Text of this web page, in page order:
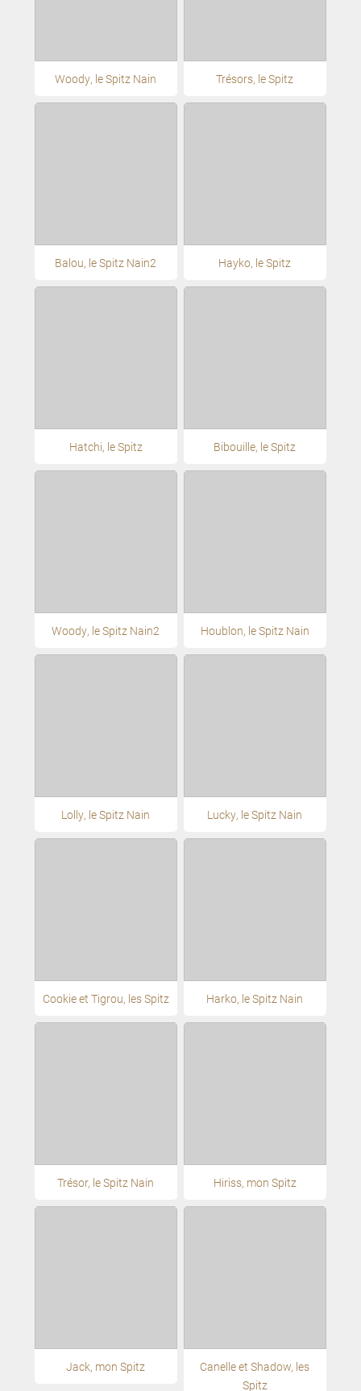
Woody, le Spitz Nain Trésors, le Spitz
Balou, le Spitz Nain2 Hayko, le Spitz
Hatchi, le Spitz Bibouille, le Spitz
Woody, le Spitz Nain2 Houblon, le Spitz Nain
Lolly, le Spitz Nain Lucky, le Spitz Nain
Cookie et Tigrou, les Spitz Harko, le Spitz Nain
Trésor, le Spitz Nain Hiriss, mon Spitz
Jack, mon Spitz
Canelle et Shadow, les
Spitz